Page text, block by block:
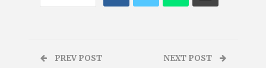
PREV POST NEXT POST